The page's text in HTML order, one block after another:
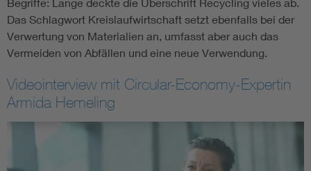
Begriffe: Lange deckte die Überschrift Recycling vieles ab.
Das Schlagwort Kreislaufwirtschaft setzt ebenfalls bei der
Verwertung von Materialien an, umfasst aber auch das
Vermeiden von Abfällen und eine neue Verwendung.
Videointerview mit Circular-Economy-Expertin
Armida Hemeling